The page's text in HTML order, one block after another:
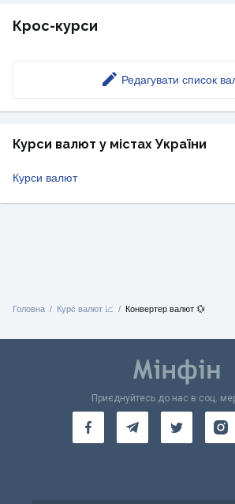
Крос-курси
Редагувати список
Курси валют у містах України
Курси валют
Головна Курс валют 📈 Конвертер валют 💱
Приєднуйтесь до нас в соц.